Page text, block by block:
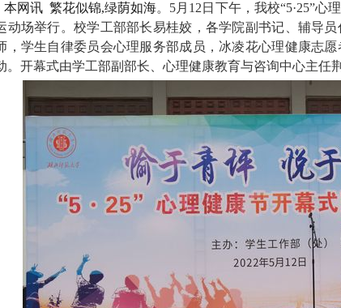
本网讯 繁花似锦,绿荫如海。 5月 1 2 日 下午， 我校“5·25”心
动场举行。校学工部部长易桂姣，各学院副书记、辅导
，学生自律委员会心理服务部成员，冰凌花心理健康志
。 开幕式由学工部副 部长 、心理健康教育与咨询中心主任